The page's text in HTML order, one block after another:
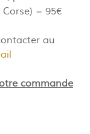
= 95€
au
commande